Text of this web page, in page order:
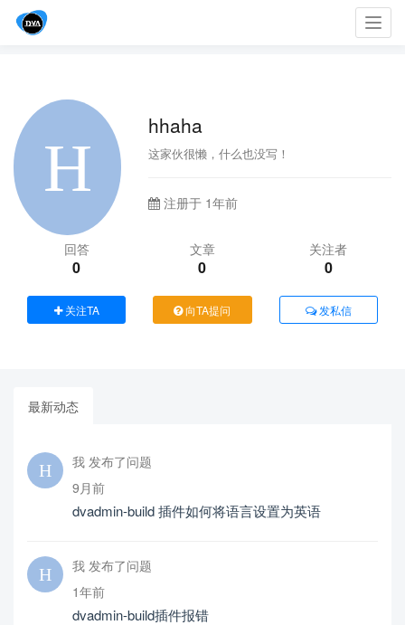
hhaha
这家伙很懒，什么也没写！
注册于 1年前
回答
0
文章
0
关注者
0
关注TA 向TA提问 发私信
最新动态
我 发布了问题
9月前
dvadmin-build 插件如何将语言设置为英语
我 发布了问题
1年前
dvadmin-build插件报错